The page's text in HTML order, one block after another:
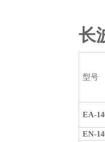
长
型号
EA-
EN-